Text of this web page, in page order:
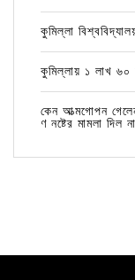
কুমিল্লা
কুমিল্লায় ১ লাখ ৬০
কেন আত্মগোপন
ণ নষ্টের মামলা দিল